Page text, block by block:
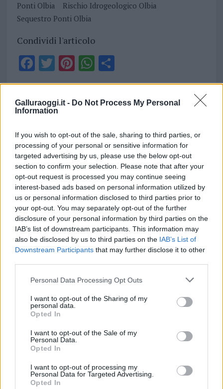
Galluraoggi.it - Do Not Process My Personal
Information
If you wish to opt-out of the sale, sharing to third parties, or
processing of your personal or sensitive information for
targeted advertising by us, please use the below opt-out
section to confirm your selection. Please note that after your
opt-out request is processed you may continue seeing
interest-based ads based on personal information utilized by
us or personal information disclosed to third parties prior to
your opt-out. You may separately opt-out of the further
disclosure of your personal information by third parties on the
IAB’s list of downstream participants. This information may
also be disclosed by us to third parties on the IAB’s List of
Downstream Participants that may further disclose it to other
Please note that this website/app uses one or more Google
not limited to your visit or usage behaviour. You may click to
grant or deny consent to Google and its third-party tags to
use your data for below specified purposes in below Google
consent section.
Personal Data Processing Opt Outs
I want to opt-out of the Sharing of my
personal data.
Opted In
I want to opt-out of the Sale of my
Personal Data.
Opted In
I want to opt-out of processing my
Personal Data for Targeted Advertising.
Opted In
Ponti Olbia
Rischio Idrogeologico Olbia
Sequestro Ponti Olbia
Condividi l'articolo
F
a
b
o
o
k
T
w
it
te
Pi
n
te
re
st
W
h
at
s
p
p
S
h
re
Articolo precedente
NOTIZIE RECENTI
Incendi, a San Pasquale arriva il Campo Base:
l’inaugurazione
Andrea Mura conquista Palau: grande
partecipazione per il suo racconto
Calangianus, allarme sul centro accoglienza
minori, Albieri: “Episodi gravissimi”
Gallura, finti clienti svuotano le suite: furto da
50mila nel resort
Meteo Olbia 7 agosto, sole e caldo tornano
protagonisti